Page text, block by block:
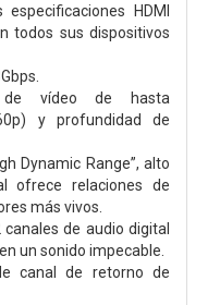
HDMI
todos sus dispositivos
de vídeo de hasta
y profundidad de
Dynamic Range”, alto
ofrece relaciones de
más vivos.
de audio digital
un sonido impecable.
canal de retorno de